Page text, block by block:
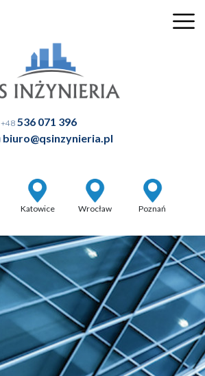
Katowice Wrocław Poznań
+48536 071 396
biuro@qsinzynieria.pl